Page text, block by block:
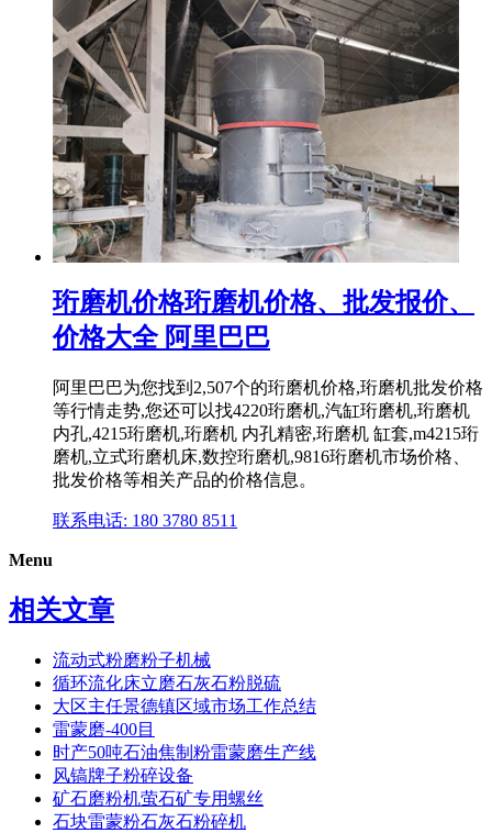
珩磨机价格珩磨机价格、批发报价、
价格大全 阿里巴巴
阿里巴巴为您找到2,507个的珩磨机价格,珩磨机批发价格
等行情走势,您还可以找4220珩磨机,汽缸珩磨机,珩磨机
内孔,4215珩磨机,珩磨机 内孔精密,珩磨机 缸套,m4215珩
磨机,立式珩磨机床,数控珩磨机,9816珩磨机市场价格、
批发价格等相关产品的价格信息。
联系电话: 180 3780 8511
Menu
相关文章
流动式粉磨粉子机械
循环流化床立磨石灰石粉脱硫
大区主任景德镇区域市场工作总结
雷蒙磨-400目
时产50吨石油焦制粉雷蒙磨生产线
风镐牌子粉碎设备
矿石磨粉机萤石矿专用螺丝
石块雷蒙粉石灰石粉碎机